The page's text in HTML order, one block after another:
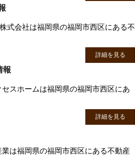
式会社は福岡県の福岡市西区にある不
詳細を見る
報
スホームは福岡県の福岡市西区にあ
詳細を見る
は福岡県の福岡市西区にある不動産